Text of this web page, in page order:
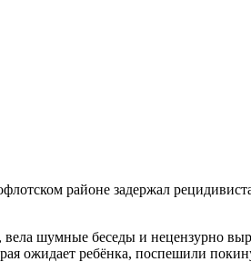
вела шумные беседы и нецензурно
ожидает ребёнка, поспешили